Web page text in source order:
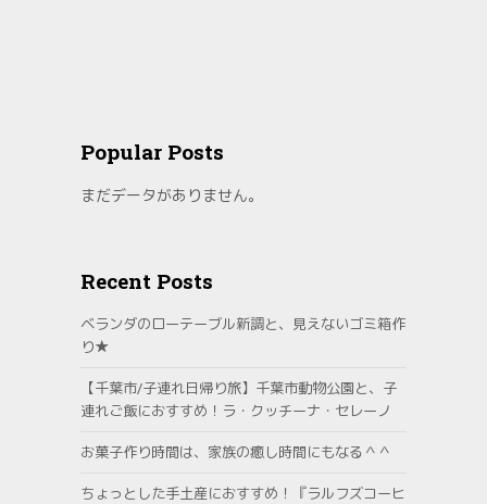
Popular Posts
まだデータがありません。
Recent Posts
ベランダのローテーブル新調と、見えないゴミ箱作
り★
【千葉市/子連れ日帰り旅】千葉市動物公園と、子
連れご飯におすすめ！ラ・クッチーナ・セレーノ
お菓子作り時間は、家族の癒し時間にもなる＾＾
ちょっとした手土産におすすめ！『ラルフズコーヒ